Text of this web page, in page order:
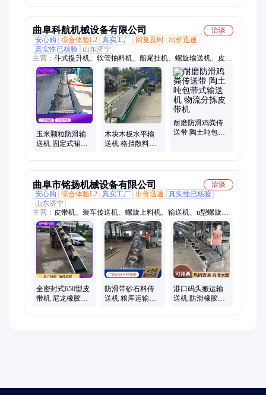
曲阜科航机械设备有限公司
洽谈
安心购
综合体验L2 真实工厂 回复及时 出价迅速
真实性已核验
山东济宁
主营： 斗式提升机、软管抽料机、船尾挂机、螺旋输送机、皮带
输送机、输送机、植树挖坑机、背负式吹风机、上料机、螺旋扒
料机、提升机
玉米颗粒防滑输
送机 固定式裙边
木块木板水平输
送机 格挡散料传
耐磨防滑鸡粪传
送带 陶土吨包带
曲阜市铭扬机械设备有限公司
洽谈
安心购
综合体验L2 真实工厂 出价迅速
真实性已核验
山东济宁
主营： 皮带机、装车传送机、螺旋上料机、输送机、u型螺旋输
送机、刮板输送机、斗式提升机、软管抽料机、吸粮机、挖斗提
升机、车载式软管吸料机、小型抽料机、垂直提升机、小型上料
机
全密封式650型皮
带机 尼龙橡胶带
防滑带砂石料传
送机 粮库运输用
港口码头搬运输
送机 防滑橡胶皮